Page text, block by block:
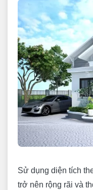
Sử dụng diện tích
trở nên rộng rãi và